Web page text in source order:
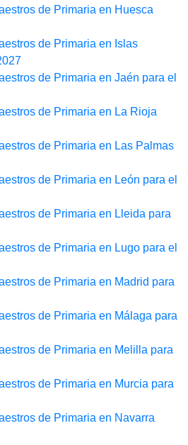
de Primaria en Huesca
de Primaria en Islas
de Primaria en Jaén para el
de Primaria en La Rioja
de Primaria en Las Palmas
de Primaria en León para el
de Primaria en Lleida para
de Primaria en Lugo para el
de Primaria en Madrid para
de Primaria en Málaga para
de Primaria en Melilla para
de Primaria en Murcia para
de Primaria en Navarra